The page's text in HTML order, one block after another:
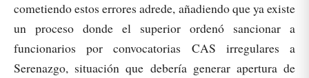
cometiendo estos errores adrede, añadiendo que ya existe
un proceso donde el superior ordenó sancionar a
funcionarios por convocatorias CAS irregulares a
Serenazgo, situación que debería generar apertura de